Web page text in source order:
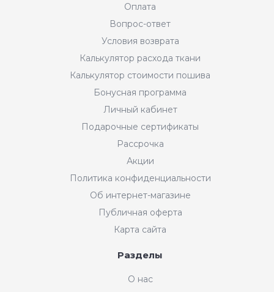
Интернет-магазин "Мир
Оплата
Вопрос-ответ
Условия возврата
Калькулятор расхода ткани
Калькулятор стоимости пошива
Бонусная программа
Личный кабинет
Подарочные сертификаты
Рассрочка
Акции
Политика конфиденциальности
Об интернет-магазине
Публичная оферта
Карта сайта
Разделы
О нас